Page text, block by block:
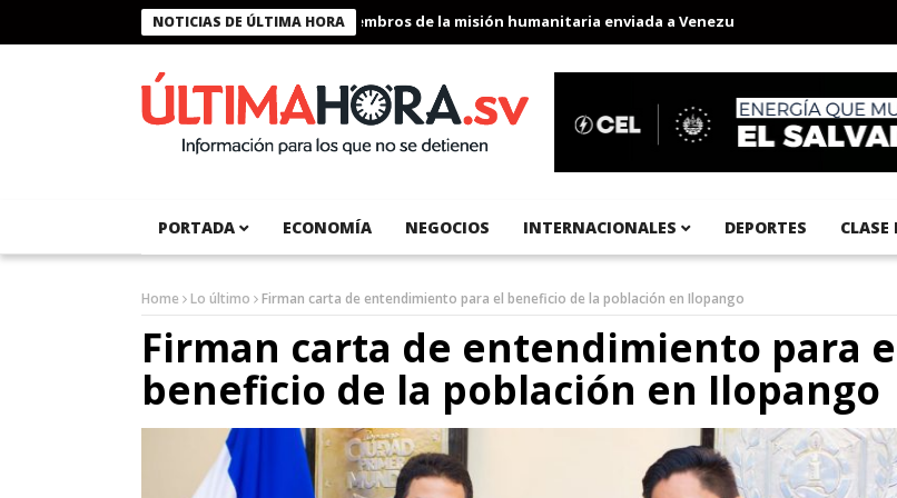
NOTICIAS DE ÚLTIMA HORA
Presidente Bukele condecora a miembros de la misión humanitaria enviada a Venezuela Aeropuerto
PORTADA ECONOMÍA NEGOCIOS INTERNACIONALES DEPORTES
Home Lo último Firman carta de entendimiento para el beneficio de la población en Ilopango
Firman carta de entendimiento para
beneficio de la población en Ilopango